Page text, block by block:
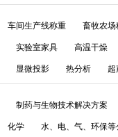
车间生产线称重 畜牧农场
实验室家具 高温干燥
显微投影 热分析 超
制药与生物技术解决方案
化学 水、电、气、环保等